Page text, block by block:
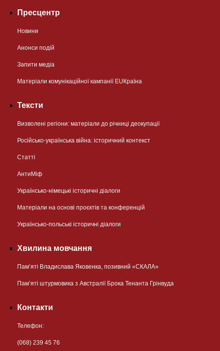
Пресцентр
Новини
Анонси подій
Запити медіа
Матеріали комунікаційної кампанії EUКраїна
Тексти
Визволені регіони: матеріали до річниці деокупації
Російсько-українська війна: історичний контекст
Статті
АнтиМіф
Українсько-німецькі історичні діалоги
Матеріали на основі проєктів та конференцій
Українсько-польські історичні діалоги
Хвилина мовчання
Пам’яті Владислава Яковенка, позивний «СКАЛА»
Пам’яті штурмовика з Австралії Брока Тенанта Грінвуда
Контакти
Телефон:
(068) 239 45 76